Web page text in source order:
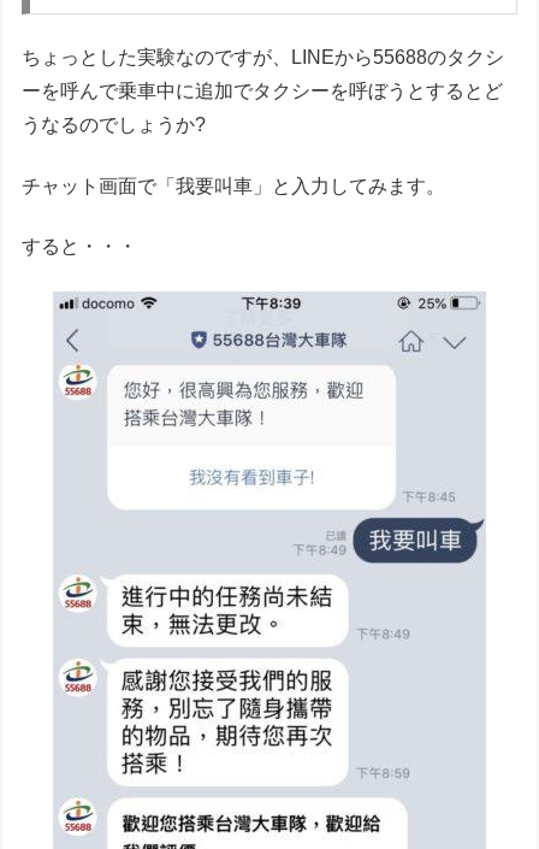
ちょっとした実験なのですが、LINEから55688のタクシ
ーを呼んで乗車中に追加でタクシーを呼ぼうとするとど
うなるのでしょうか?
チャット画面で「我要叫車」と入力してみます。
すると・・・